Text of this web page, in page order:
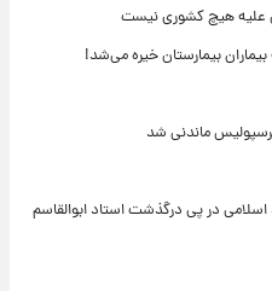
علیه هیچ کشوری نیست
بیمارستان خیره می‌شد!
ماندنی شد
در پی درگذشت استاد ابوالقاسم